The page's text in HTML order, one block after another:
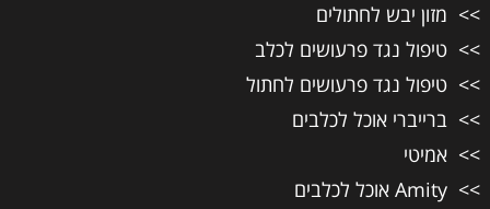
מזון יבש לחתולים
טיפול נגד פרעושים לכלב
טיפול נגד פרעושים לחתול
ברייברי אוכל לכלבים
אמיטי
Amity אוכל לכלבים